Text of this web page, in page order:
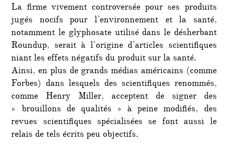
La firme vivement controversée pour ses produits
jugés nocifs pour l’environnement et la santé,
notamment le glyphosate utilisé dans le désherbant
Roundup, serait à l’origine d’articles scientifiques
niant les effets négatifs du produit sur la santé.
Ainsi, en plus de grands médias américains (comme
Forbes) dans lesquels des scientifiques renommés,
comme Henry Miller, acceptent de signer des
« brouillons de qualités » à peine modifiés, des
revues scientifiques spécialisées se font aussi le
relais de tels écrits peu objectifs.